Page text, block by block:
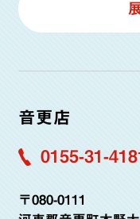
音更店
0155-31-
〒080-0111